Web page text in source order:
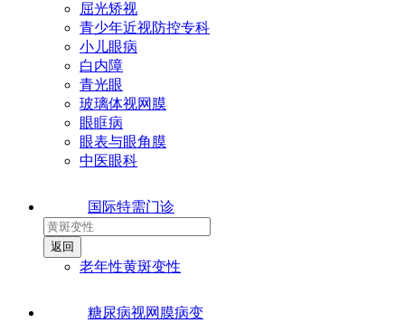
屈光矫视
青少年近视防控专科
小儿眼病
白内障
青光眼
玻璃体视网膜
眼眶病
眼表与眼角膜
中医眼科
国际特需门诊
老年性黄斑变性
糖尿病视网膜病变